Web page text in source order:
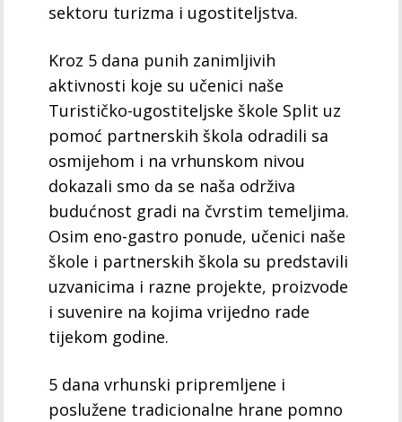
sektoru turizma i ugostiteljstva.
Kroz 5 dana punih zanimljivih
aktivnosti koje su učenici naše
Turističko-ugostiteljske škole Split uz
pomoć partnerskih škola odradili sa
osmijehom i na vrhunskom nivou
dokazali smo da se naša održiva
budućnost gradi na čvrstim temeljima.
Osim eno-gastro ponude, učenici naše
škole i partnerskih škola su predstavili
uzvanicima i razne projekte, proizvode
i suvenire na kojima vrijedno rade
tijekom godine.
5 dana vrhunski pripremljene i
poslužene tradicionalne hrane pomno